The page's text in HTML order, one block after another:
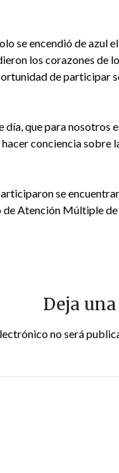
se encendió de
los corazones de
de participar
día, que para nosotros
conciencia sobre
se
Atención Múltiple de
Deja
no será